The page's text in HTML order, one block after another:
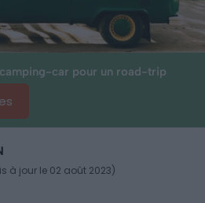
camping-car pour un road-trip
à jour le 02 août 2023)